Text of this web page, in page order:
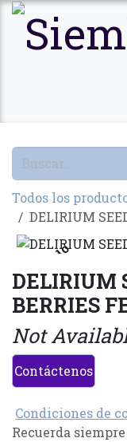
Ir al contenido
Todos los
DELIRIUM
Agotado
DELIRIUM
BERRIES
Not
Contáctenos
Condiciones de
Recuerda